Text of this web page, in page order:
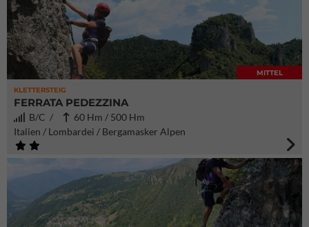
KLETTERSTEIG
MITTEL
FERRATA PEDEZZINA
B/C /
60 Hm / 500 Hm
Italien / Lombardei / Bergamasker Alpen